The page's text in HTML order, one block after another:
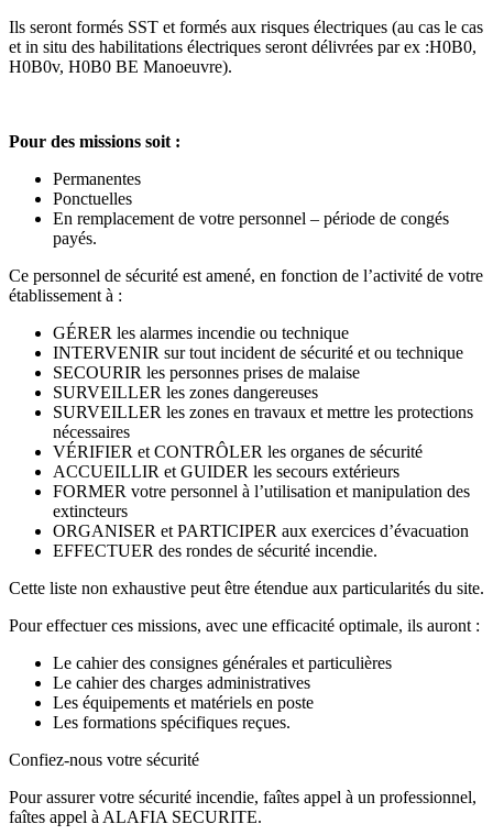
Ils seront formés SST et formés aux risques électriques (au cas le cas
et in situ des habilitations électriques seront délivrées par ex :H0B0,
H0B0v, H0B0 BE Manoeuvre).
Pour des missions soit :
Permanentes
Ponctuelles
En remplacement de votre personnel – période de congés
payés.
Ce personnel de sécurité est amené, en fonction de l’activité de votre
établissement à :
GÉRER les alarmes incendie ou technique
INTERVENIR sur tout incident de sécurité et ou technique
SECOURIR les personnes prises de malaise
SURVEILLER les zones dangereuses
SURVEILLER les zones en travaux et mettre les protections
nécessaires
VÉRIFIER et CONTRÔLER les organes de sécurité
ACCUEILLIR et GUIDER les secours extérieurs
FORMER votre personnel à l’utilisation et manipulation des
extincteurs
ORGANISER et PARTICIPER aux exercices d’évacuation
EFFECTUER des rondes de sécurité incendie.
Cette liste non exhaustive peut être étendue aux particularités du site.
Pour effectuer ces missions, avec une efficacité optimale, ils auront :
Le cahier des consignes générales et particulières
Le cahier des charges administratives
Les équipements et matériels en poste
Les formations spécifiques reçues.
Confiez-nous votre sécurité
Pour assurer votre sécurité incendie, faîtes appel à un professionnel,
faîtes appel à ALAFIA SECURITE.